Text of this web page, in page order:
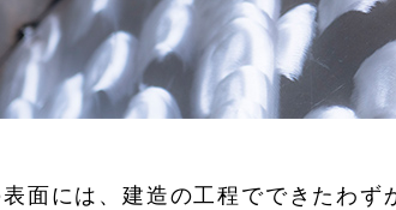
面には、建造の工程でできたわ